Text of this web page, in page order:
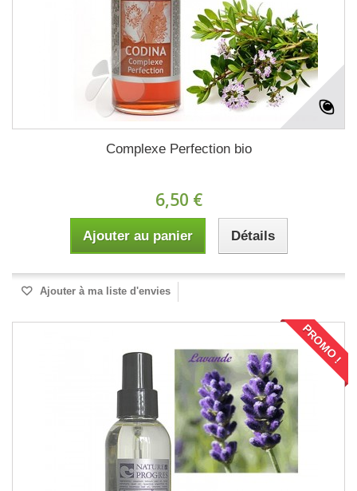
Complexe Perfection bio
6,50 €
Ajouter au panier Détails
Ajouter à ma liste d'envies
PROMO !